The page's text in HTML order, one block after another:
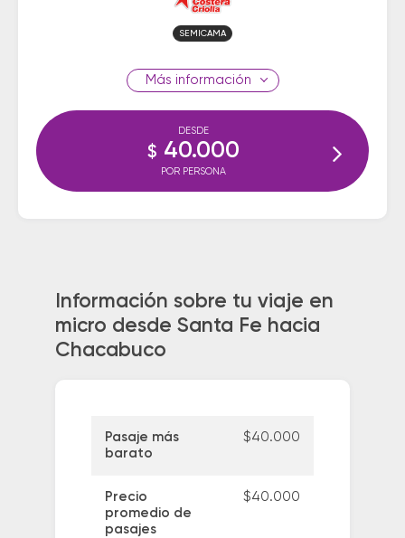
SEMICAMA
información
DESDE
$ 40.000
POR PERSONA
Información sobre tu viaje en
micro desde Santa Fe hacia
Chacabuco
Pasaje más
barato
$40.000
Precio
promedio de
pasajes
$40.000